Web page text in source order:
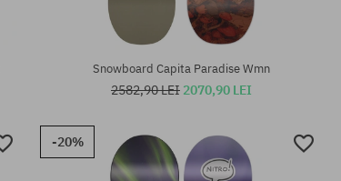
Snowboard Capita Paradise Wmn
2582,90 LEI 2070,90 LEI
-20%